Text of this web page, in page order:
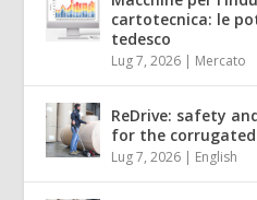
cartotecnica: le
tedesco
Lug 7, 2026 Mercato
ReDrive: safety
for the
Lug 7, 2026 English